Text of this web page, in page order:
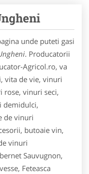
unde puteti gasi
. Producatorii
Agricol.ro, va
vita de vie, vinuri
rose, vinuri seci,
demidulci,
de vinuri
butoaie vin,
vinuri
Sauvugnon,
Feteasca